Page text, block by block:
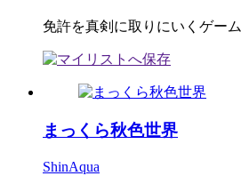
免許を真剣に取りにいくゲーム
まっくら秋色世界
ShinAqua